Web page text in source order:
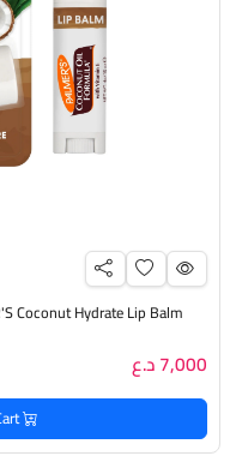
7,000 د.ع
productList.addToCart